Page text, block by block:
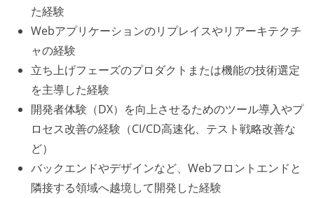
た経験
Webアプリケーションのリプレイスやリアーキテクチ
ャの経験
立ち上げフェーズのプロダクトまたは機能の技術選定
を主導した経験
開発者体験（DX）を向上させるためのツール導入やプ
ロセス改善の経験（CI/CD高速化、テスト戦略改善な
ど）
バックエンドやデザインなど、Webフロントエンドと
隣接する領域へ越境して開発した経験